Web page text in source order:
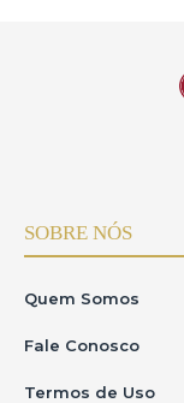
SOBRE NÓS
Quem Somos
Fale Conosco
Termos de Uso